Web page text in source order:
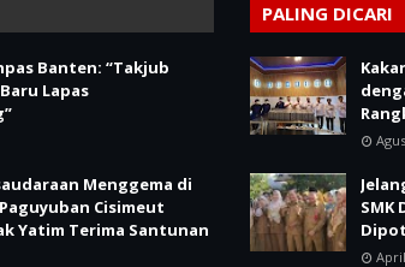
Banten: “Takjub
Lapas
Menggema di
Cisimeut
Yatim Terima Santunan
PALING DICARI
SMK